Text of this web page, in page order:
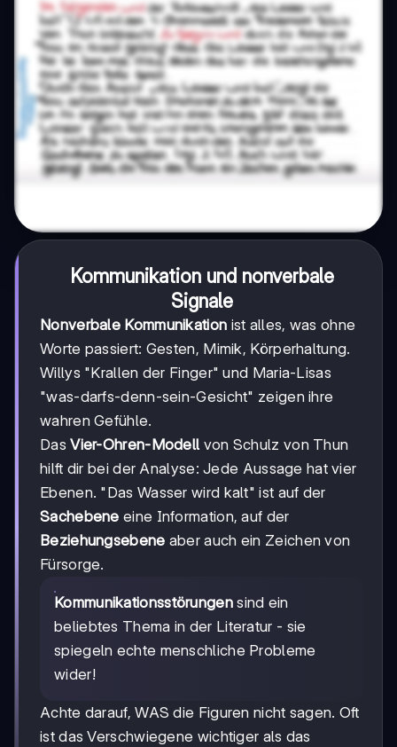
Kommunikation und nonverbale
Signale
Nonverbale Kommunikation ist alles, was ohne
Worte passiert: Gesten, Mimik, Körperhaltung.
Willys "Krallen der Finger" und Maria-Lisas
"was-darfs-denn-sein-Gesicht" zeigen ihre
wahren Gefühle.
DasVier-Ohren-Modell von Schulz von Thun
hilft dir bei der Analyse: Jede Aussage hat vier
Ebenen. "Das Wasser wird kalt" ist auf der
Sachebene eine Information, auf der
Beziehungsebene aber auch ein Zeichen von
Fürsorge.
Kommunikationsstörungensind ein
beliebtes Thema in der Literatur - sie
spiegeln echte menschliche Probleme
wider!
Achte darauf, WAS die Figuren nicht sagen. Oft
ist das Verschwiegene wichtiger als das